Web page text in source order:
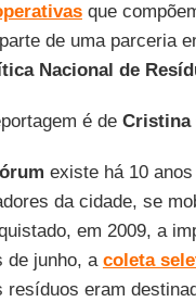
que
de uma parceria
Nacional de
é de Cristina
existe há 10
da cidade, se
em 2009, a
de junho, a coleta
resíduos eram